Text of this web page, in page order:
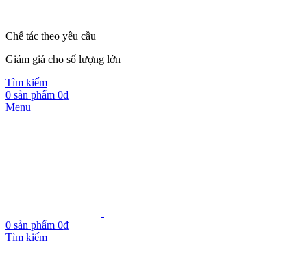
Chế tác theo yêu cầu
Giảm giá cho số lượng lớn
Tìm kiếm
0 sản phẩm 0₫
Menu
0 sản phẩm 0₫
Tìm kiếm